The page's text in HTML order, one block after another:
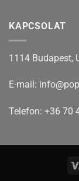
KAPCSOLAT
1114 Budapest,
E-mail:
Telefon: +36 70